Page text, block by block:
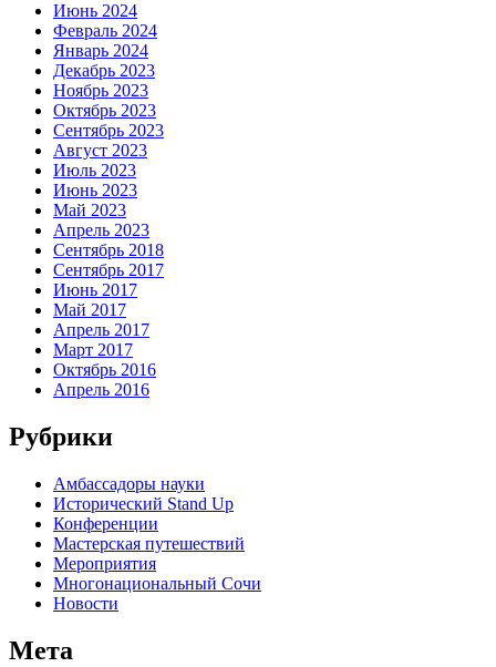
Июнь 2024
Февраль 2024
Январь 2024
Декабрь 2023
Ноябрь 2023
Октябрь 2023
Сентябрь 2023
Август 2023
Июль 2023
Июнь 2023
Май 2023
Апрель 2023
Сентябрь 2018
Сентябрь 2017
Июнь 2017
Май 2017
Апрель 2017
Март 2017
Октябрь 2016
Апрель 2016
Рубрики
Амбассадоры науки
Исторический Stand Up
Конференции
Мастерская путешествий
Мероприятия
Многонациональный Сочи
Новости
Мета